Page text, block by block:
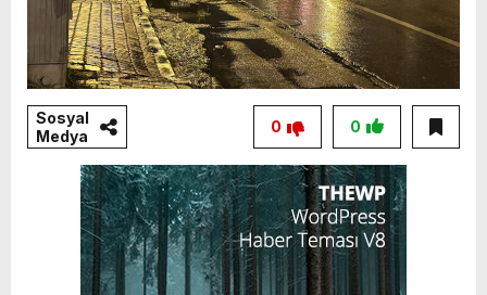
Sosyal
Medya
0
0